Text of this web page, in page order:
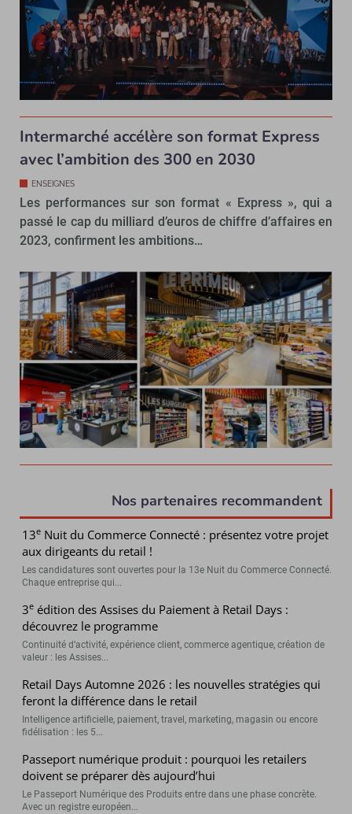
Intermarché accélère son format Express
avec l’ambition des 300 en 2030
ENSEIGNES
Les performances sur son format « Express », qui a
passé le cap du milliard d’euros de chiffre d’affaires en
2023, confirment les ambitions…
Nos partenaires recommandent
13e Nuit du Commerce Connecté : présentez votre projet
aux dirigeants du retail !
Les candidatures sont ouvertes pour la 13e Nuit du Commerce Connecté.
Chaque entreprise qui...
3e édition des Assises du Paiement à Retail Days :
découvrez le programme
Continuité d’activité, expérience client, commerce agentique, création de
valeur : les Assises...
Retail Days Automne 2026 : les nouvelles stratégies qui
feront la différence dans le retail
Intelligence artificielle, paiement, travel, marketing, magasin ou encore
fidélisation : les 5...
Passeport numérique produit : pourquoi les retailers
doivent se préparer dès aujourd’hui
Le Passeport Numérique des Produits entre dans une phase concrète.
Avec un registre européen...